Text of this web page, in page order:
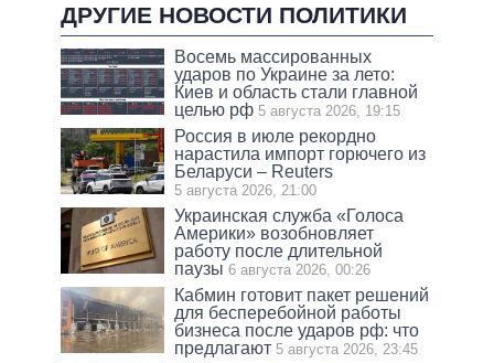
ДРУГИЕ НОВОСТИ ПОЛИТИКИ
Восемь массированных
ударов по Украине за лето:
Киев и область стали главной
целью рф 5 августа 2026, 19:15
Россия в июле рекордно
нарастила импорт горючего из
Беларуси – Reuters
5 августа 2026, 21:00
Украинская служба «Голоса
Америки» возобновляет
работу после длительной
паузы 6 августа 2026, 00:26
Кабмин готовит пакет решений
для бесперебойной работы
бизнеса после ударов рф: что
предлагают 5 августа 2026, 23:45